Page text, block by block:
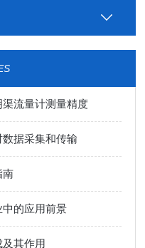
流量计测量精度
据采集和传输
南
的应用前景
其作用